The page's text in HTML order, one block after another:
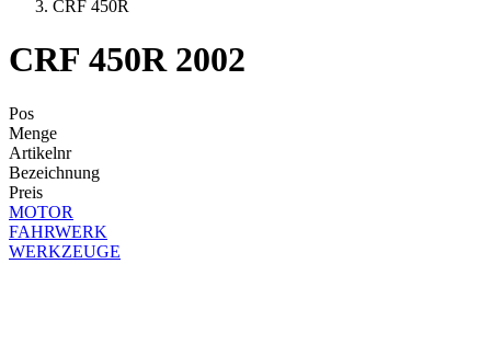
CRF 450R
CRF 450R 2002
Pos
Menge
Artikelnr
Bezeichnung
Preis
MOTOR
FAHRWERK
WERKZEUGE